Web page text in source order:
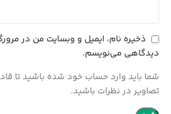
ذخیره نام، ایمیل و وبسایت من در
دیدگاهی می‌نویسم.
شما باید وارد حساب خود شده باشید تا
تصاویر در نظرات باشید.